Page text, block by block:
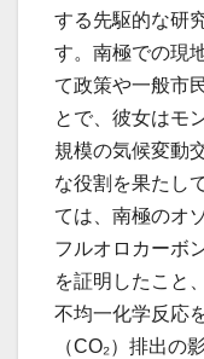
する先駆的な研
す。南極での現
て政策や一般市
とで、彼女はモ
規模の気候変動
な役割を果たし
ては、南極のオ
フルオロカーボ
を証明したこと
不均一化学反応
（CO₂）排出の